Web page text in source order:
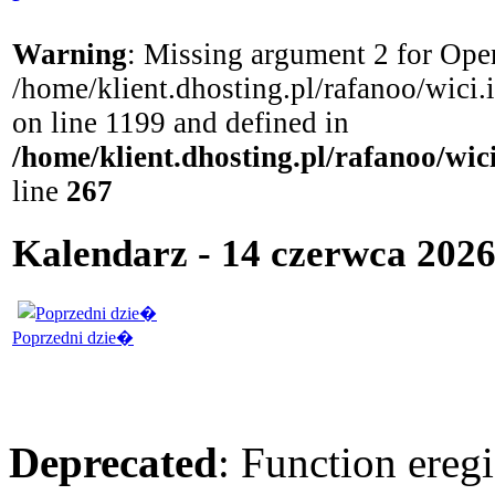
Warning: Missing argument 2 for
/home/klient.dhosting.pl/rafanoo/
on line 1199 and defined in
/home/klient.dhosting.pl/rafanoo/
line 267
Kalendarz - 14 czerwca
Poprzedni dzie�
Deprecated: Function